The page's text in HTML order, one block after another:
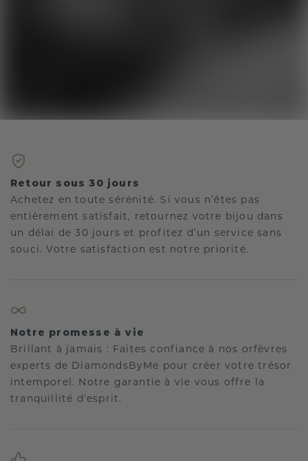
Retour sous 30 jours
Achetez en toute sérénité. Si vous n’êtes pas
entièrement satisfait, retournez votre bijou dans
un délai de 30 jours et profitez d’un service sans
souci. Votre satisfaction est notre priorité.
Notre promesse à vie
Brillant à jamais : Faites confiance à nos orfèvres
experts de DiamondsByMe pour créer votre trésor
intemporel. Notre garantie à vie vous offre la
tranquillité d'esprit.